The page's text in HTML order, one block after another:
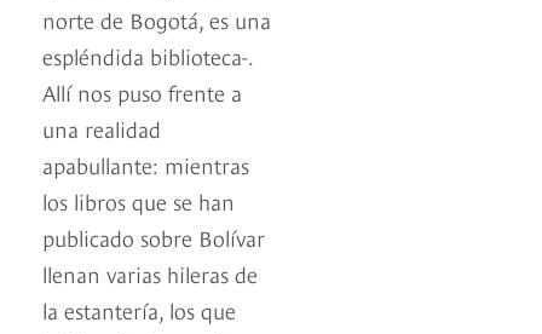
norte de Bogotá, es una
espléndida biblioteca-.
Allí nos puso frente a
una realidad
apabullante: mientras
los libros que se han
publicado sobre Bolívar
llenan varias hileras de
la estantería, los que